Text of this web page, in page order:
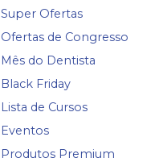
Super Ofertas
Ofertas de Congresso
Mês do Dentista
Black Friday
Lista de Cursos
Eventos
Produtos Premium